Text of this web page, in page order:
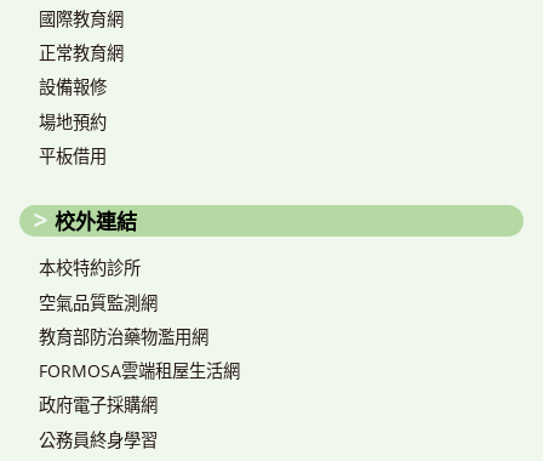
國際教育網
正常教育網
設備報修
場地預約
平板借用
校外連結
本校特約診所
空氣品質監測網
教育部防治藥物濫用網
FORMOSA雲端租屋生活網
政府電子採購網
公務員終身學習